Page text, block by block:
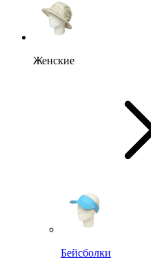
Женские
Бейсболки